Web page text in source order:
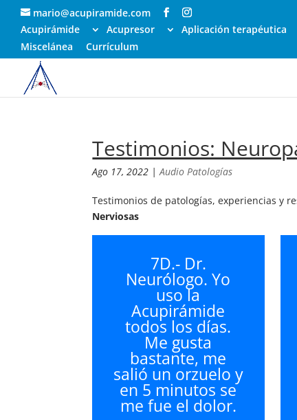
mario@acupiramide.com
Acupirámide
Acupresor Aplicación terapéutica
Miscelánea
Currículum
Testimonios:
Ago 17, 2022 |Audio Patologías
Testimonios de patologías, experiencias y
Nerviosas
7D.- Dr.
Neurólogo. Yo
uso la
Acupirámide
todos los días.
Me gusta
bastante, me
salió un orzuelo y
en 5 minutos se
me fue el dolor.